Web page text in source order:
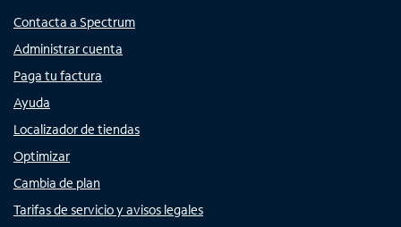
Contacta a Spectrum
Administrar cuenta
Paga tu factura
Ayuda
Localizador de tiendas
Optimizar
Cambia de plan
Tarifas de servicio y avisos legales